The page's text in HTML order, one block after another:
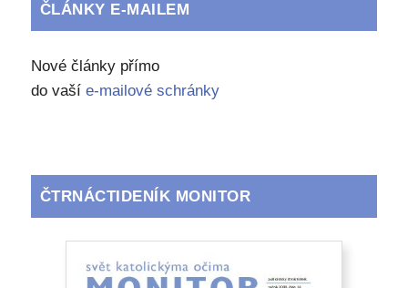
ČLÁNKY E-MAILEM
Nové články přímo
do vaší e-mailové schránky
ČTRNÁCTIDENÍK MONITOR